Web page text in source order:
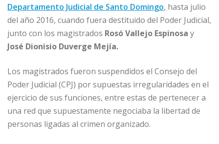
Departamento Judicial de Santo Domingo, hasta julio
del año 2016, cuando fuera destituido del Poder Judicial,
junto con los magistrados Rosó Vallejo Espinosa y
José Dionisio Duverge Mejía.
Los magistrados fueron suspendidos el Consejo del
Poder Judicial (CPJ) por supuestas irregularidades en el
ejercicio de sus funciones, entre estas de pertenecer a
una red que supuestamente negociaba la libertad de
personas ligadas al crimen organizado.